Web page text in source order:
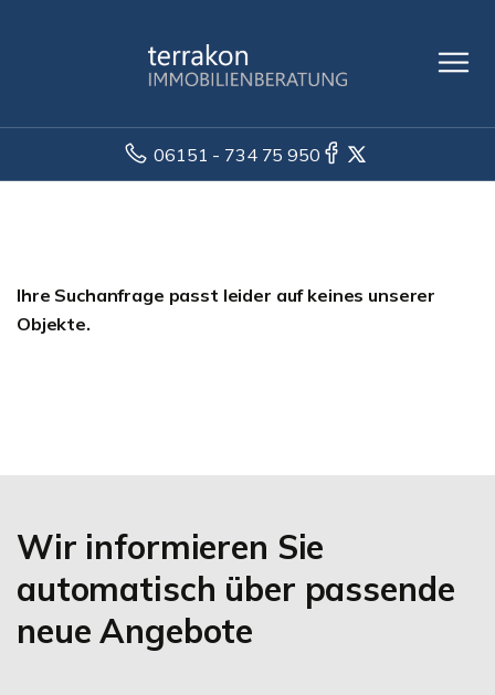
06151 - 734 75 950
Ihre Suchanfrage passt leider auf keines unserer
Objekte.
Wir informieren Sie
automatisch über passende
neue Angebote